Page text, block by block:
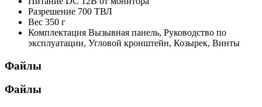
Разрешение 700 ТВЛ
Вес 350 г
Комплектация Вызывная панель, Руководство по
эксплуатации, Угловой кронштейн, Козырек, Винты
Файлы
Файлы